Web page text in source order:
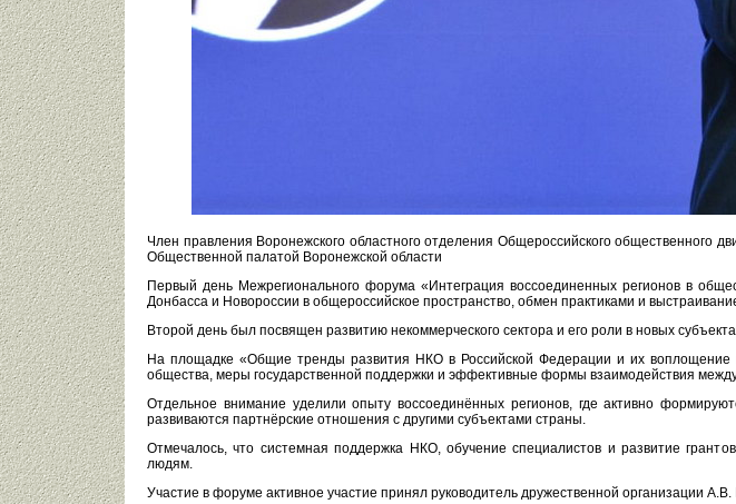
Член правления Воронежского областного отделения Общероссийского общественного
Общественной палатой Воронежской области
Первый день Межрегионального форума «Интеграция воссоединенных регионов в
Донбасса и Новороссии в общероссийское пространство, обмен практиками и
Второй день был посвящен развитию некоммерческого сектора и его роли в новых
На площадке «Общие тренды развития НКО в Российской Федерации и их воплощение
общества, меры государственной поддержки и эффективные формы взаимодействия
Отдельное внимание уделили опыту воссоединённых регионов, где активно
развиваются партнёрские отношения с другими субъектами страны.
Отмечалось, что системная поддержка НКО, обучение специалистов и развитие
людям.
Участие в форуме активное участие принял руководитель дружественной организации